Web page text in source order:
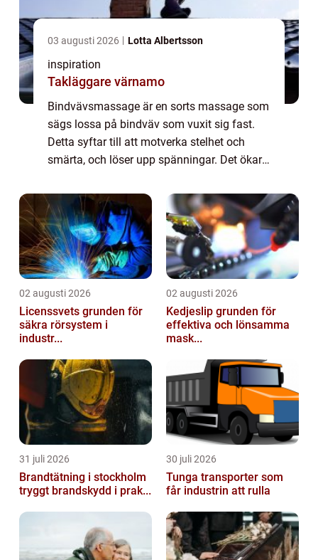
03 augusti 2026 Lotta Albertsson
inspiration
Takläggare värnamo
Bindvävsmassage är en sorts massage som
sägs lossa på bindväv som vuxit sig fast.
Detta syftar till att motverka stelhet och
smärta, och löser upp spänningar. Det ökar
02 augusti 2026
Licenssvets grunden för
säkra rörsystem i
industr...
02 augusti 2026
Kedjeslip grunden för
effektiva och lönsamma
mask...
31 juli 2026
Brandtätning i stockholm
tryggt brandskydd i prak...
30 juli 2026
Tunga transporter som
får industrin att rulla